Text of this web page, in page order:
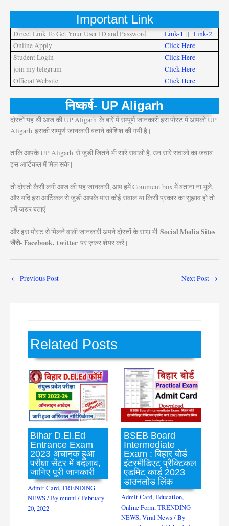
Important Link
Direct Link To Get Your User ID and Password Link-1 || Link-2
Online Apply
Click Here
Student Login
Click Here
join my telegram
Click Here
Official Website
Click Here
निष्कर्ष- UP Aligarh
दोस्तों यह थी आज की UP Aligarh के बारें में सम्पूर्ण जानकारी इस पोस्ट में आपको UP
Aligarh इसकी सम्पूर्ण जानकारी बताने कोशिश की गयी है |
ताकि आपके UP Aligarh से जुडी जितने भी सारे सवालो है, उन सारे सवालो का जवाब
इस आर्टिकल में मिल सके |
तो दोस्तों कैसी लगी आज की यह जानकारी, आप हमें Comment box में बताना ना भूले,
और यदि इस आर्टिकल से जुडी आपके पास कोई सवाल या किसी प्रकार का सुझाव हो तो
हमें जरुर बताएं
और इस पोस्ट से मिलने वाली जानकारी अपने दोस्तों के साथ भी Social Media Sites
जैसे- Facebook, twitter पर ज़रुर शेयर करें |
← Previous Post Next Post →
Related Posts
Bihar D.El.Ed
Entrance Exam
2023 अचानक हुआ
परीक्षा सेंटर में बदलाव,
जानिए पूरी जानकारी
Admit Card,TRENDING
NEWS/ Bymunni/February
20, 2022
BSEB Board
Intermediate
Exam : बिहार बोर्ड
इंटरमीडिएट प्रैक्टिकल
एडमिट कार्ड 2023
डाउनलोड लिंक
Admit Card,Education,
Online Form,TRENDING
NEWS,Viral News/ By